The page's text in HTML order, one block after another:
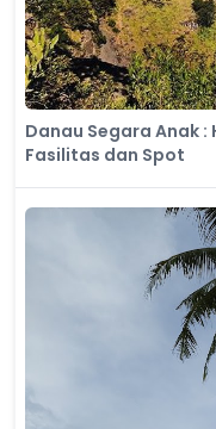
Danau Segara Anak
Fasilitas dan Spot